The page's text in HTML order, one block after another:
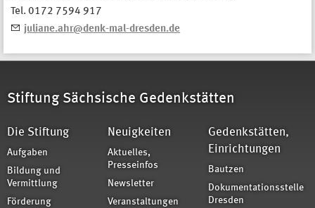
Tel. 0172 7594 917
juliane.ahr@denk-mal-dresden.de
Stiftung Sächsische Gedenkstätten
Die Stiftung
Aufgaben
Bildung und
Vermittlung
Förderung
Neuigkeiten
Aktuelles,
Presseinfos
Newsletter
Veranstaltungen
Gedenkstätten,
Einrichtungen
Bautzen
Dokumentationsstelle
Dresden